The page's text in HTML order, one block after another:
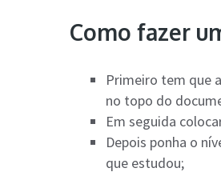
Como fazer
Primeiro tem que
no topo do
Em seguida
Depois ponha o
que estudou;